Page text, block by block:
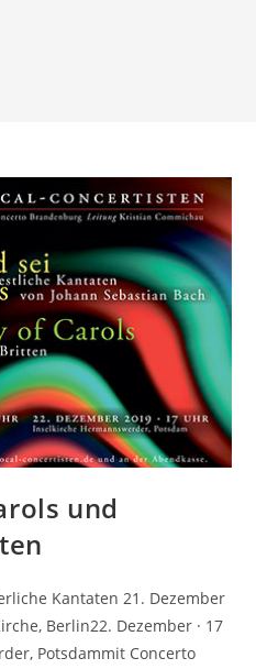
und
Kantaten 21. Dezember
Berlin22. Dezember · 17
Potsdammit Concerto